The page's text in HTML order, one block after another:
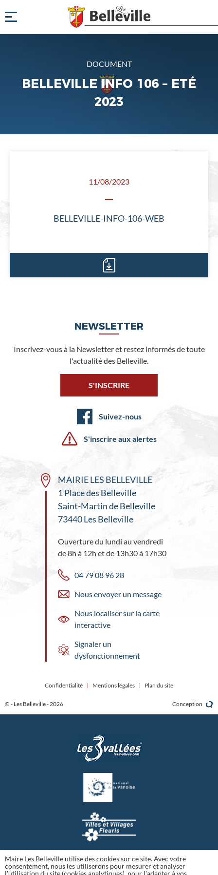
DOCUMENT
BELLEVILLE INFO 106 – ETÉ
2023
11/08/2023
BELLEVILLE-INFO-106-WEB
NEWSLETTER
Inscrivez-vous à la Newsletter et restez informés de toute
l'actualité des Belleville.
S'INSCRIRE
Suivez-nous
S'inscrire aux alertes
MAIRIE LES BELLEVILLE
1 Place des Belleville
Saint-Martin de Belleville
73440 Les Belleville
Ouverture du lundi au vendredi
de 8h à 12h et de 13h30 à 17h30
04 79 08 96 28
Nous envoyer un message
Nous localiser sur la carte
interactive
Signaler un
dysfonctionnement
© - Les Belleville - 2026
Confidentialité Mentions légales Plan du site
Conception
Maire Les Belleville utilise des cookies sur ce site. Avec votre
consentement, nous les utiliserons pour mesurer et analyser
l'utilisation du site (cookies analytiques), pour l'adapter à vos